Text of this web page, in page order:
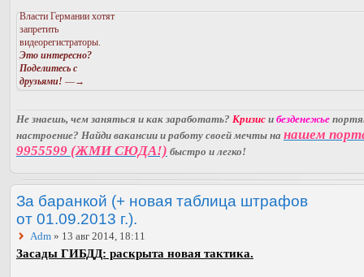
Власти Германии хотят
запретить
видеорегистраторы.
Это интересно?
Поделитесь с
друзьями! —→
Не знаешь, чем заняться и как заработать? Кризис и безденежье
настроение? Найди вакансии и работу своей мечты на нашем
9955599 (ЖМИ СЮДА!) быстро и легко!
За баранкой (+ новая таблица штрафов
от 01.09.2013 г.).
Adm » 13 авг 2014, 18:11
Засады ГИБДД: раскрыта новая тактика.